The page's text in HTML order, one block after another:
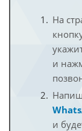
На
и
и